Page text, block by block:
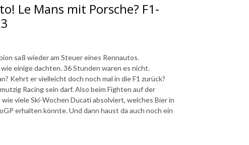
Le Mans mit Porsche? F1-
saß wieder am Steuer eines Rennautos.
einige dachten. 36 Stunden waren es nicht.
Kehrt er vielleicht doch noch mal in die F1 zurück?
Racing sein darf. Also beim Fighten auf der
viele Ski-Wochen Ducati absolviert, welches Bier in
erhalten könnte. Und dann haust da auch noch ein